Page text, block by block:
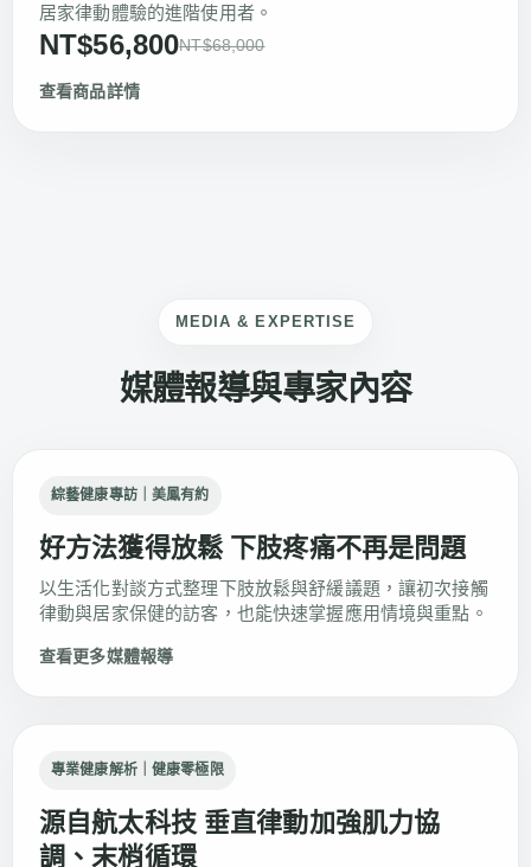
居家律動體驗的進階使用者。
NT$56,800NT$68,000
查看商品詳情
MEDIA & EXPERTISE
媒體報導與專家內容
綜藝健康專訪｜美鳳有約
好方法獲得放鬆 下肢疼痛不再是問題
以生活化對談方式整理下肢放鬆與舒緩議題，讓初次接觸
律動與居家保健的訪客，也能快速掌握應用情境與重點。
查看更多媒體報導
專業健康解析｜健康零極限
源自航太科技 垂直律動加強肌力協
調、末梢循環